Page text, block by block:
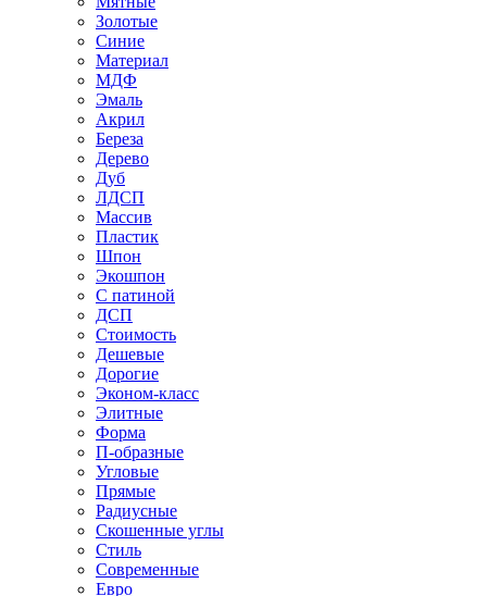
Золотые
Синие
Материал
МДФ
Эмаль
Акрил
Береза
Дерево
Дуб
ЛДСП
Массив
Пластик
Шпон
Экошпон
С патиной
ДСП
Стоимость
Дешевые
Дорогие
Эконом-класс
Элитные
Форма
П-образные
Угловые
Прямые
Радиусные
Скошенные углы
Стиль
Современные
Евро